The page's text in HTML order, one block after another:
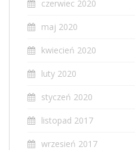
czerwiec 2020
maj 2020
kwiecień 2020
luty 2020
styczeń 2020
listopad 2017
wrzesień 2017